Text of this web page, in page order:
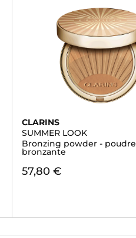
CLARINS
SUMMER LOOK
Bronzing powder - poudre
bronzante
57,80 €